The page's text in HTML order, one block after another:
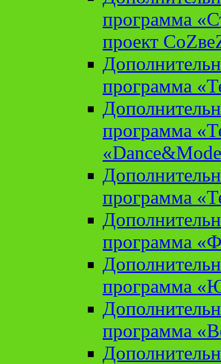
программа
проект
программа
программа
программа
программа
программа
программа